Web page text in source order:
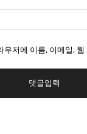
우저에 이름, 이메일, 웹